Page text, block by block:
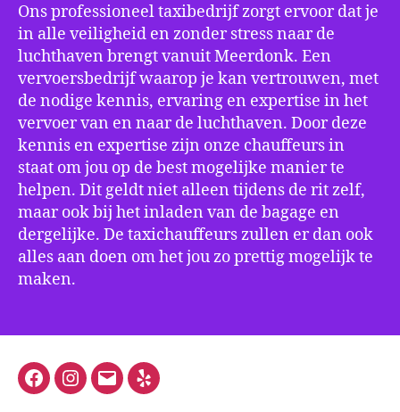
Ons professioneel taxibedrijf zorgt ervoor dat je
in alle veiligheid en zonder stress naar de
luchthaven brengt vanuit Meerdonk. Een
vervoersbedrijf waarop je kan vertrouwen, met
de nodige kennis, ervaring en expertise in het
vervoer van en naar de luchthaven. Door deze
kennis en expertise zijn onze chauffeurs in
staat om jou op de best mogelijke manier te
helpen. Dit geldt niet alleen tijdens de rit zelf,
maar ook bij het inladen van de bagage en
dergelijke. De taxichauffeurs zullen er dan ook
alles aan doen om het jou zo prettig mogelijk te
maken.
FacebookInstagram
E-
Yelp